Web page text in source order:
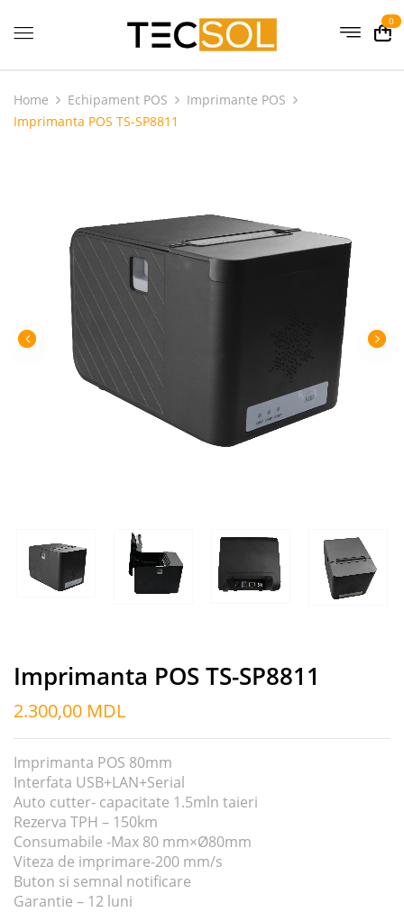
0
Home Echipament POS
Imprimante POS
Imprimanta POS TS-SP8811
Imprimanta POS TS-SP8811
2.300,00 MDL
Imprimanta POS 80mm
Interfata USB+LAN+Serial
Auto cutter- capacitate 1.5mln taieri
Rezerva TPH – 150km
Consumabile -Max 80 mm×Ø80mm
Viteza de imprimare-200 mm/s
Buton si semnal notificare
Garantie – 12 luni